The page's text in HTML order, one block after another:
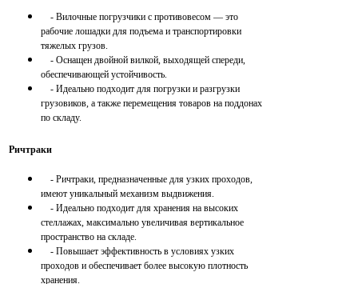
- Вилочные погрузчики с противовесом — это
рабочие лошадки для подъема и транспортировки
тяжелых грузов.
- Оснащен двойной вилкой, выходящей спереди,
обеспечивающей устойчивость.
- Идеально подходит для погрузки и разгрузки
грузовиков, а также перемещения товаров на поддонах
по складу.
Ричтраки
- Ричтраки, предназначенные для узких проходов,
имеют уникальный механизм выдвижения.
- Идеально подходит для хранения на высоких
стеллажах, максимально увеличивая вертикальное
пространство на складе.
- Повышает эффективность в условиях узких
проходов и обеспечивает более высокую плотность
хранения.